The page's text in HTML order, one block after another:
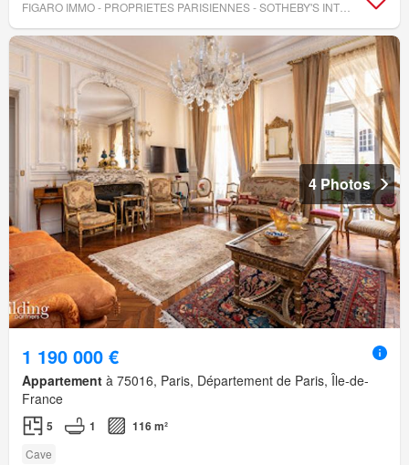
4 Photos
1 190 000 €
Appartement à 75016, Paris, Département de Paris, Île-de-
France
5 1 116 m²
Cave